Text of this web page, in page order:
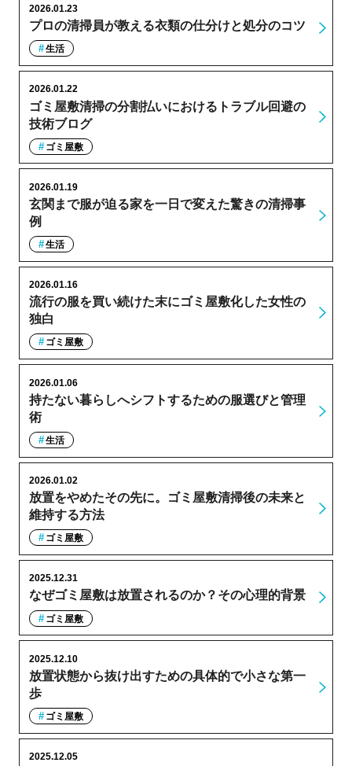
プロの清掃員が教える衣類の仕分けと処分のコツ
2026.01.23
生活
ゴミ屋敷清掃の分割払いにおけるトラブル回避の
技術ブログ
2026.01.22
ゴミ屋敷
玄関まで服が迫る家を一日で変えた驚きの清掃事
例
2026.01.19
生活
流行の服を買い続けた末にゴミ屋敷化した女性の
独白
2026.01.16
ゴミ屋敷
持たない暮らしへシフトするための服選びと管理
術
2026.01.06
生活
放置をやめたその先に。ゴミ屋敷清掃後の未来と
維持する方法
2026.01.02
ゴミ屋敷
なぜゴミ屋敷は放置されるのか？その心理的背景
2025.12.31
ゴミ屋敷
放置状態から抜け出すための具体的で小さな第一
歩
2025.12.10
ゴミ屋敷
2025.12.05